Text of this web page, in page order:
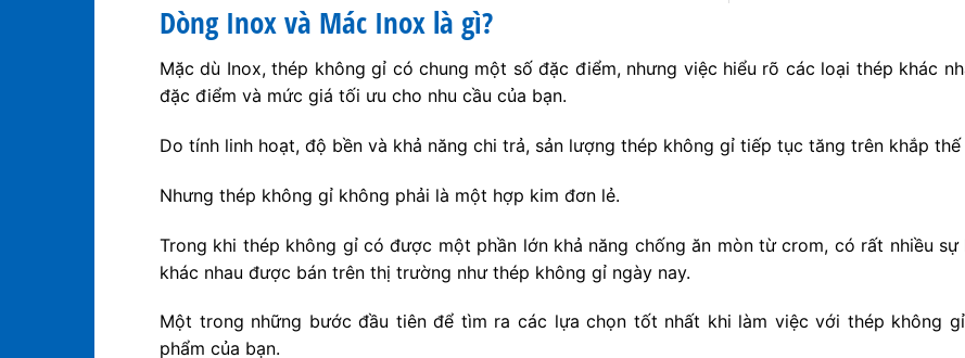
Dòng Inox và Mác Inox là gì?
Mặc dù Inox, thép không gỉ có chung một số đặc điểm, nhưng việc hiểu rõ các loại thép khác
đặc điểm và mức giá tối ưu cho nhu cầu của bạn.
Do tính linh hoạt, độ bền và khả năng chi trả, sản lượng thép không gỉ tiếp tục tăng trên khắp
Nhưng thép không gỉ không phải là một hợp kim đơn lẻ.
Trong khi thép không gỉ có được một phần lớn khả năng chống ăn mòn từ crom, có rất nhiều
khác nhau được bán trên thị trường như thép không gỉ ngày nay.
Một trong những bước đầu tiên để tìm ra các lựa chọn tốt nhất khi làm việc với thép không
phẩm của bạn.